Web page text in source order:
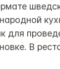
для
В